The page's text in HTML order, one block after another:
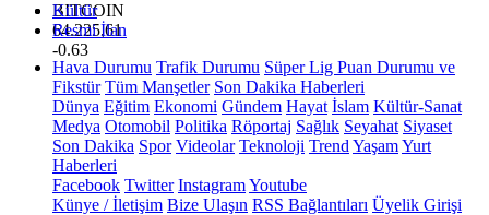
BITCOIN
64.225,61
-0.63
Kültür
Resmi İlan
Hava Durumu Trafik Durumu Süper Lig Puan Durumu ve
Fikstür Tüm Manşetler Son Dakika Haberleri
Dünya Eğitim Ekonomi Gündem Hayat İslam Kültür-Sanat
Medya Otomobil Politika Röportaj Sağlık Seyahat Siyaset
Son Dakika Spor Videolar Teknoloji Trend YaşamYurt
Haberleri
Facebook Twitter InstagramYoutube
Künye / İletişim Bize Ulaşın RSS Bağlantıları Üyelik Girişi